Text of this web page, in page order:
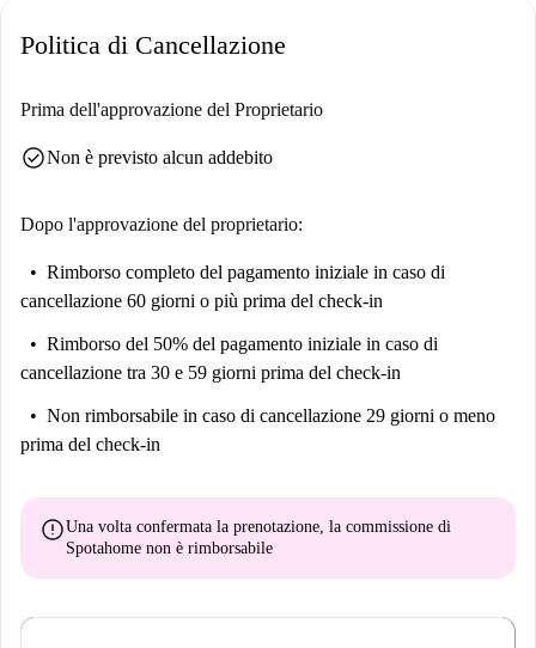
Politica di Cancellazione
Prima dell'approvazione del Proprietario
check_circleNon è previsto alcun addebito
Dopo l'approvazione del proprietario:
Rimborso completo del pagamento iniziale in caso di
cancellazione 60 giorni o più prima del check-in
Rimborso del 50% del pagamento iniziale in caso di
cancellazione tra 30 e 59 giorni prima del check-in
Non rimborsabile in caso di cancellazione 29 giorni o meno
prima del check-in
errorUna volta confermata la prenotazione, la commissione di
Spotahome non è rimborsabile